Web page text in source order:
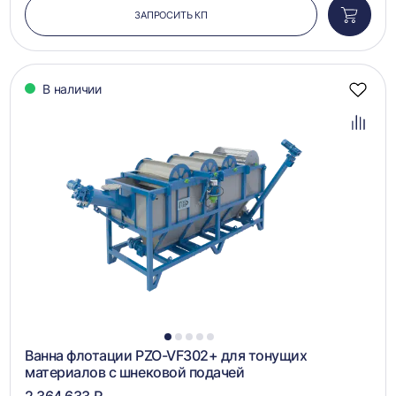
ЗАПРОСИТЬ КП
в
В наличии
1 2 3 4 5
Ванна флотации PZO-VF302+ для тонущих
материалов с шнековой подачей